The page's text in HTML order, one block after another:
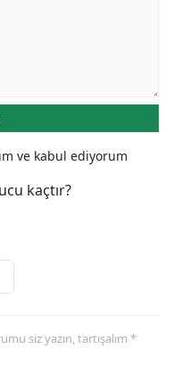
ve kabul ediyorum
kaçtır?
siz yazın, tartışalım *